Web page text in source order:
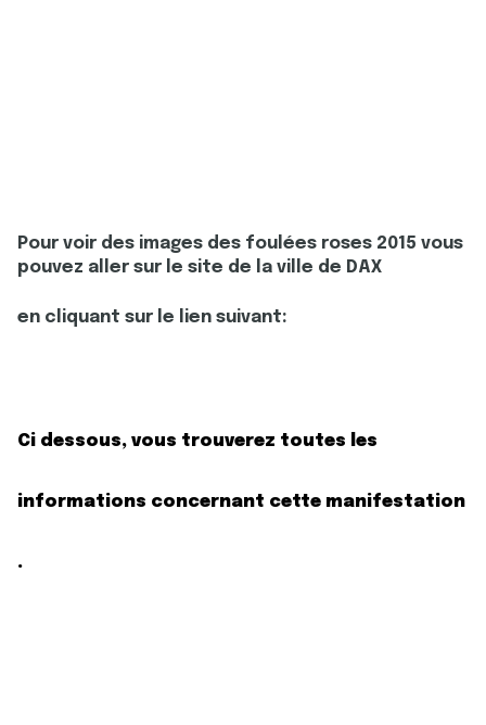
Pour voir des images des foulées roses 2015 vous
pouvez aller sur le site de la ville de DAX
en cliquant sur le lien suivant:
Ci dessous, vous trouverez toutes les
informations concernant cette manifestation
.